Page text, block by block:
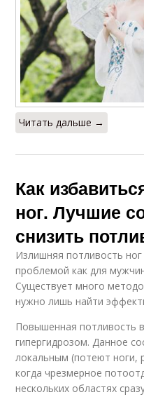
Читать дальше →
Как
ног. Лучшие
снизить
Излишняя потливость
проблемой как для
Существует много
нужно лишь найти
Повышенная потливость
гипергидрозом. Данное
локальным (потеют
когда чрезмерное
нескольких областях